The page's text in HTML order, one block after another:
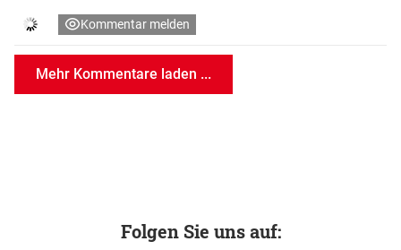
Kommentar melden
Mehr Kommentare laden ...
Folgen Sie uns auf: